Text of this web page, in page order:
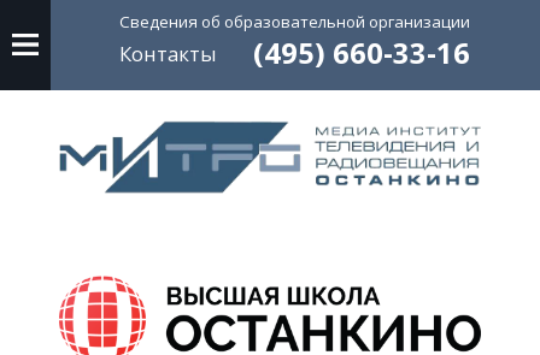
Сведения об образовательной организации
Контакты (495) 660-33-16